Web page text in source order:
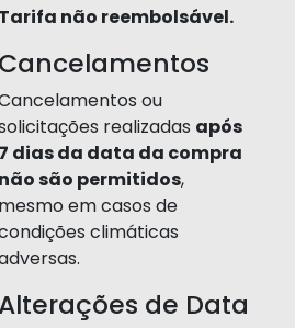
não reembolsável.
ou
realizadas após
dias da data da compra
são permitidos,
em casos de
climáticas
de Data